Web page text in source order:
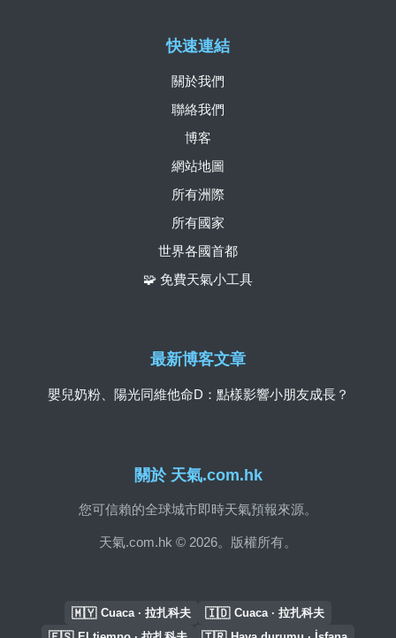
關於 天氣.com.hk
您可信賴的全球城市即時天氣預報來源。
天氣.com.hk © 2026。版權所有。
快速連結
關於我們
聯絡我們
博客
網站地圖
所有洲際
所有國家
世界各國首都
🧩 免費天氣小工具
最新博客文章
嬰兒奶粉、陽光同維他命D：點樣影響小朋友成長？
🇲🇾 Cuaca · 拉扎科夫 🇮🇩 Cuaca · 拉扎科夫